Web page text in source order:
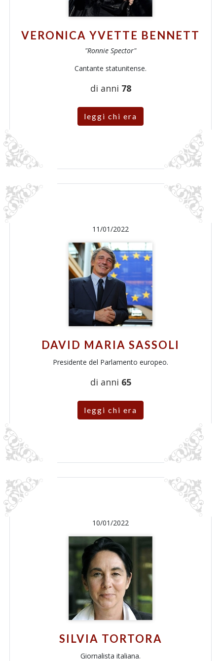
VERONICA YVETTE BENNETT
"Ronnie Spector"
Cantante statunitense.
di anni 78
leggi chi era
11/01/2022
DAVID MARIA SASSOLI
Presidente del Parlamento europeo.
di anni 65
leggi chi era
10/01/2022
SILVIA TORTORA
Giornalista italiana.